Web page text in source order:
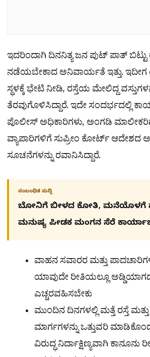
ಇದರಿಂದಾಗಿ ದಿನನಿತ್ಯ ಜನ ಪುಟ್​ ಪಾತ್ ಬಿಟ್ಟು
ನಡೆಯಬೇಕಾದ ಅನಿವಾರ್ಯತೆ ಇತ್ತು. ಇದೀಗ
ಸ್ಥಳಕ್ಕೆ ಭೇಟಿ ನೀಡಿ, ರಸ್ತೆಯ ಮೇಲಿದ್ದ
ತೆರವುಗೊಳಿಸಿದ್ದಾರೆ. ಇದೇ ಸಂದರ್ಭದಲ್ಲಿ
ಪೊಲೀಸ್ ಅಧಿಕಾರಿಗಳು, ಅಂಗಡಿ
ವ್ಯಾಪಾರಿಗಳಿಗೆ ಸುಪ್ರೀಂ ಕೋರ್ಟ್ ಆದೇಶದ
ಸೂಚನೆಗಳನ್ನು ರವಾನಿಸಿದ್ದಾರೆ.
ಸಂಬಂಧಿತ ಸುದ್ದಿ
ಬೋನಿಗೆ ಬೀಳದ ಕೋತಿ, ಮನೆಯೊಳಗೆ
ಮನುಷ್ಯ ಪೀಡಕ ಮಂಗನ ಸೆರೆ
ವಾಹನ ಸವಾರರ ಮತ್ತು
ಯಾವುದೇ ರೀತಿಯಲ್ಲೂ
ಎಚ್ಚರವಹಿಸಬೇಕು
ಮುಂದಿನ ದಿನಗಳಲ್ಲಿ ಮತ್ತೆ ರಸ್ತೆ
ಮಾರ್ಗಗಳನ್ನು ಒತ್ತುವರಿ
ವಿರುದ್ಧ ನಿರ್ದಾಕ್ಷಿಣ್ಯವಾಗಿ ಕಾನೂನು